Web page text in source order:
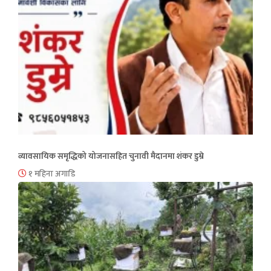
व्यावसायिक समृद्धिको योजनासहित चुनावी मैदानमा शंकर डुम्रे
१ महिना अगाडि